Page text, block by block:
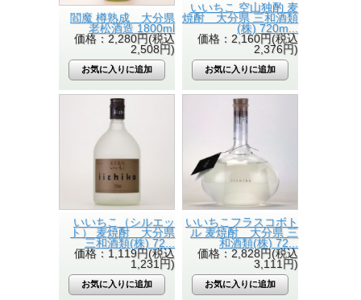
閻魔 樽熟成 大分県
老松酒造 1800ml
価格：2,280円(税込
2,508円)
いいちこ 空山独酌 麦
焼酎 大分県 三和酒類
(株) 720m...
価格：2,160円(税込
2,376円)
いいちこ（シルエッ
ト） 麦焼酎 大分県
三和酒類(株) 72...
価格：1,119円(税込
1,231円)
いいちこフラスコボト
ル 麦焼酎 大分県 三
和酒類(株) 72...
価格：2,828円(税込
3,111円)